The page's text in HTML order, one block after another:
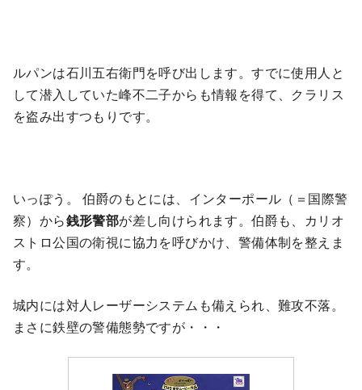
ルパンは石川五右衛門を呼び出します。すでに使用人と
して潜入していた峰不二子からも情報を得て、クラリス
を盗み出すつもりです。
いっぽう。 伯爵のもとには、インターポール（＝国際警
察）から銭形警部が差し向けられます。伯爵も、カリオ
ストロ公国の衛視に協力を呼びかけ、警備体制を整えま
す。
城内には対人レーザーシステムも備えられ、難攻不落。
まさに鉄壁の警備態勢ですが・・・